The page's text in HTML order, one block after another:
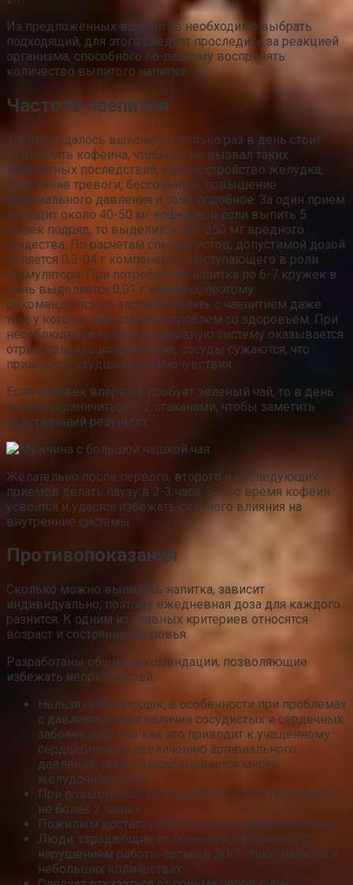
Из предложенных вариантов необходимо выбрать
подходящий, для этого следует проследить за реакцией
организма, способного по-разному воспринять
количество выпитого напитка.
Частота чаепития
Ученым удалось выяснить, сколько раз в день стоит
потреблять кофеина, чтобы он не вызвал таких
неприятных последствий, как расстройство желудка,
появление тревоги, бессонницы, повышение
артериального давления и тому подобное. За один прием
выходит около 40-50 мг кофеина, и если выпить 5
чашек подряд, то выделится 200-250 мг вредного
вещества. По расчетам специалистов, допустимой дозой
является 0,3-04 г компонента, выступающего в роли
стимулятора. При потреблении напитка по 6-7 кружек в
день выделяется 0,01 г кофеина, поэтому
рекомендуется не злоупотреблять с чаепитием даже
тем, у кого не наблюдается проблем со здоровьем. При
несоблюдении правил на нервную систему оказывается
отрицательное воздействие, сосуды сужаются, что
приводит к ухудшению самочувствия.
Если человек впервые пробует зеленый чай, то в день
можно ограничиться 1-2 стаканами, чтобы заметить
действенный результат.
Желательно после первого, второго и последующих
приемов делать паузу в 2-3 часа. За это время кофеин
усвоится и удастся избежать сильного влияния на
внутренние системы
Противопоказания
Сколько можно выпивать напитка, зависит
индивидуально, поэтому ежедневная доза для каждого
разнится. К одним из главных критериев относятся
возраст и состояние здоровья.
Разработаны общие рекомендации, позволяющие
избежать неприятностей:
Нельзя пить натощак, в особенности при проблемах
с давлением, при наличии сосудистых и сердечных
заболеваний, так как это приводит к учащенному
сердцебиению, увеличению артериального
давления, также вырабатывается много
желудочного сока.
При повышенной возбудимости стоит принимать
не более 2 чашек.
Пожилым достаточно 2-3 кружки некрепкого чая.
Люди, страдающие от болезней, связанных с
нарушением работы органов ЖКТ, пьют напиток в
небольших количествах.